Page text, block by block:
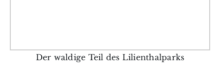
Der waldige Teil des Lilienthalparks